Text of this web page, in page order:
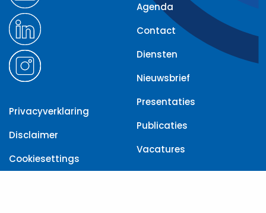
Privacyverklaring
Disclaimer
Cookiesettings
Agenda
Contact
Diensten
Nieuwsbrief
Presentaties
Publicaties
Vacatures